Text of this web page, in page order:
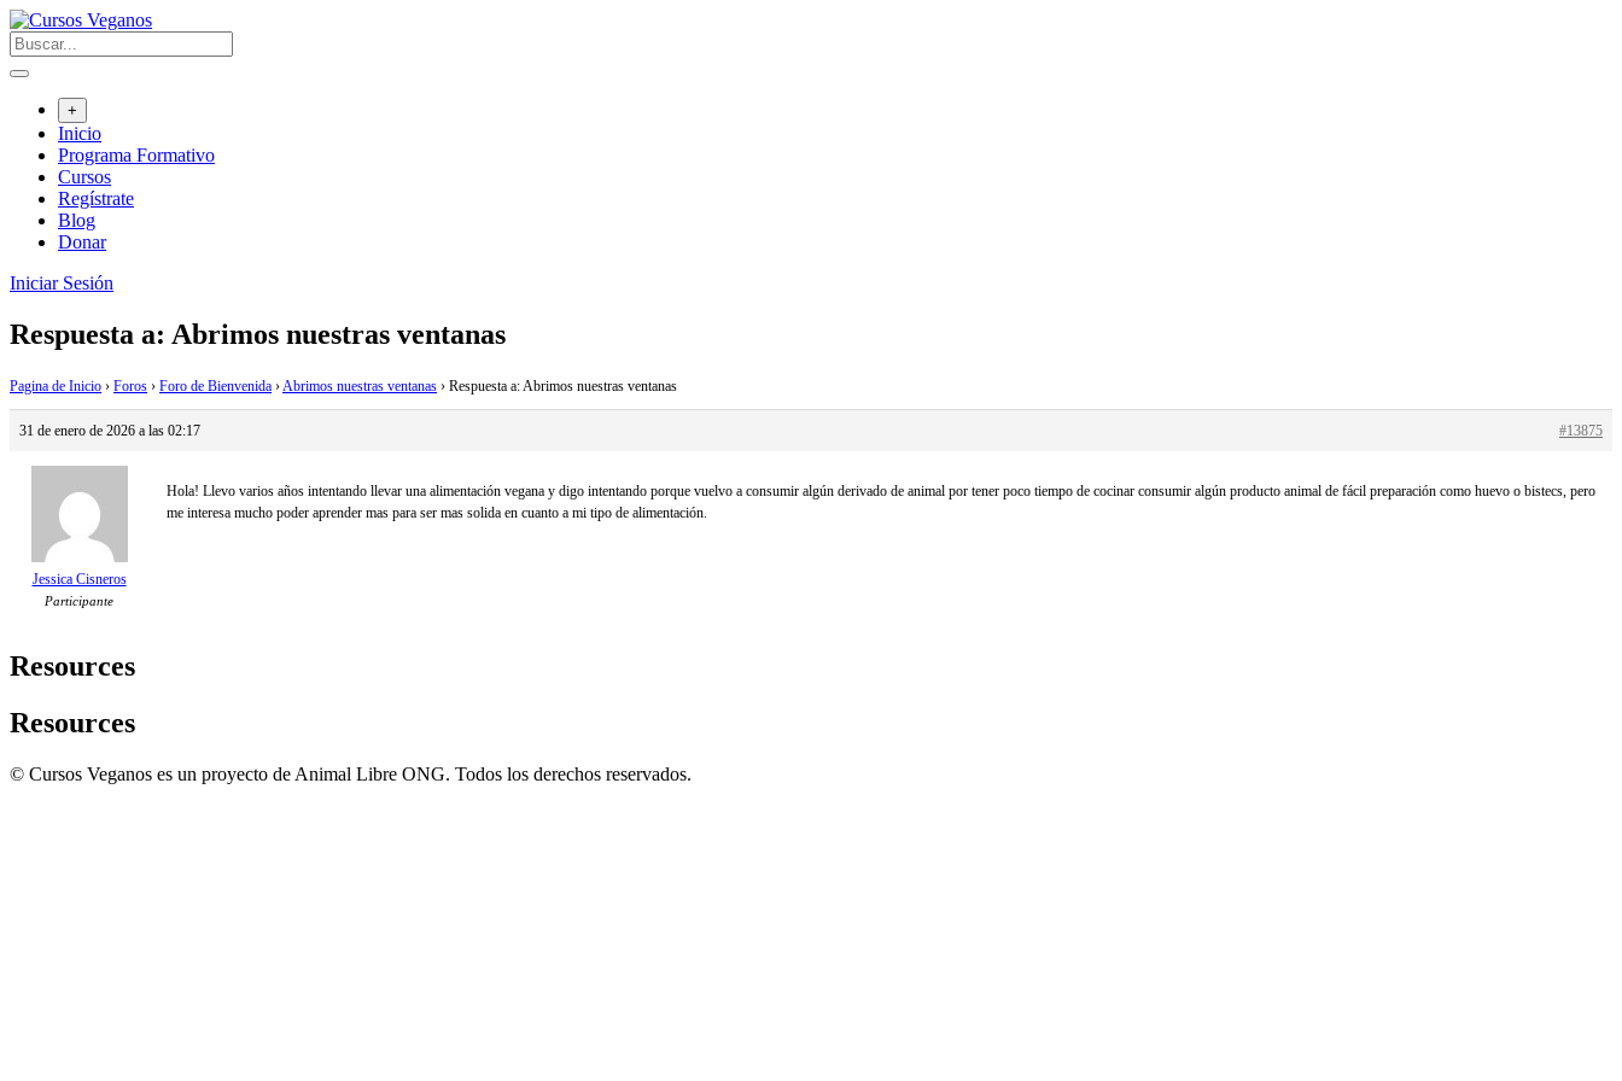
Saltar
al
contenido
+
Inicio
Programa Formativo
Cursos
Regístrate
Blog
Donar
Iniciar Sesión
Respuesta a: Abrimos nuestras ventanas
Pagina de Inicio › Foros › Foro de Bienvenida ›Abrimos nuestras ventanas › Respuesta a: Abrimos nuestras ventanas
31 de enero de 2026 a las 02:17 #13875
Jessica Cisneros
Participante
Hola! Llevo varios años intentando llevar una alimentación vegana y digo intentando porque vuelvo a consumir algún derivado de animal por tener poco tiempo de cocinar consumir algún producto animal de fácil preparación como huevo o bistecs, pero
me interesa mucho poder aprender mas para ser mas solida en cuanto a mi tipo de alimentación.
Resources
Resources
© Cursos Veganos es un proyecto de Animal Libre ONG. Todos los derechos reservados.